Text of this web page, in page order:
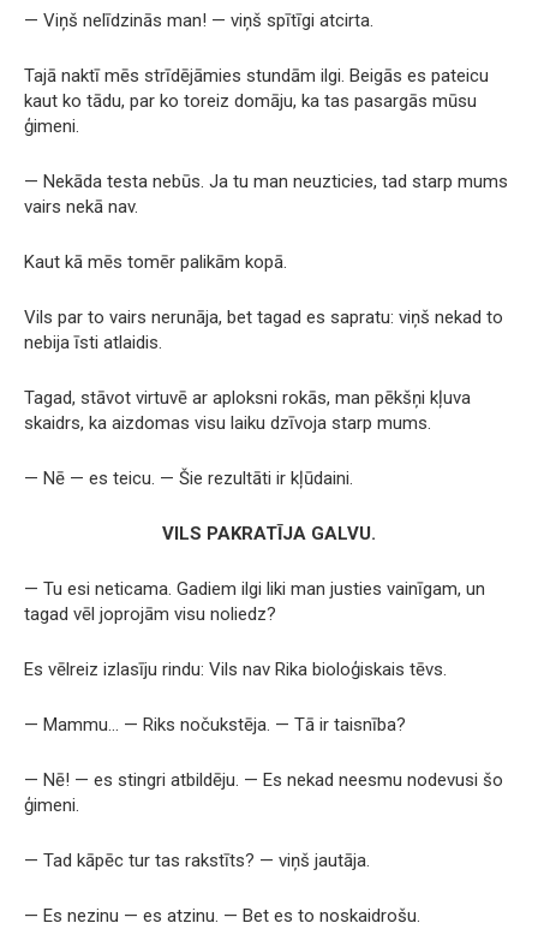
— Viņš nelīdzinās man! — viņš spītīgi atcirta.
Tajā naktī mēs strīdējāmies stundām ilgi. Beigās es pateicu
kaut ko tādu, par ko toreiz domāju, ka tas pasargās mūsu
ģimeni.
— Nekāda testa nebūs. Ja tu man neuzticies, tad starp mums
vairs nekā nav.
Kaut kā mēs tomēr palikām kopā.
Vils par to vairs nerunāja, bet tagad es sapratu: viņš nekad to
nebija īsti atlaidis.
Tagad, stāvot virtuvē ar aploksni rokās, man pēkšņi kļuva
skaidrs, ka aizdomas visu laiku dzīvoja starp mums.
— Nē — es teicu. — Šie rezultāti ir kļūdaini.
VILS PAKRATĪJA GALVU.
— Tu esi neticama. Gadiem ilgi liki man justies vainīgam, un
tagad vēl joprojām visu noliedz?
Es vēlreiz izlasīju rindu: Vils nav Rika bioloģiskais tēvs.
— Mammu… — Riks nočukstēja. — Tā ir taisnība?
— Nē! — es stingri atbildēju. — Es nekad neesmu nodevusi šo
ģimeni.
— Tad kāpēc tur tas rakstīts? — viņš jautāja.
— Es nezinu — es atzinu. — Bet es to noskaidrošu.